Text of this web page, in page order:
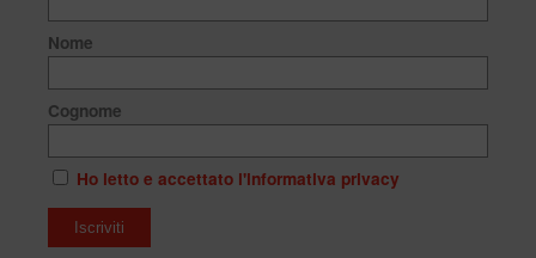
Nome
Cognome
Ho letto e accettato l'informativa privacy